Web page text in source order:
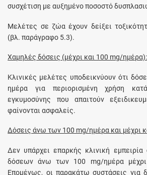
συσχέτιση με αυξημένο ποσοστό
Μελέτες σε ζώα έχουν δείξει
(βλ. παράγραφο 5.3).
Χαμηλές δόσεις (μέχρι και 100 mg/ημέρα):
Κλινικές μελέτες υποδεικνύουν ότι
ημέρα για περιορισμένη χρήση
εγκυμοσύνης που απαιτούν
φαίνονται ασφαλείς.
Δόσεις άνω των 100 mg/ημέρα και μέχρι
Δεν υπάρχει επαρκής κλινική
δόσεων άνω των 100 mg/ημέρα
Επομένως, οι παρακάτω συστάσεις για